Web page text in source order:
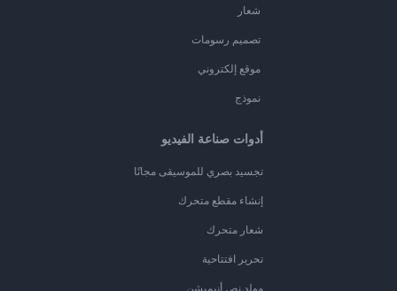
شعار
تصميم رسومات
موقع إلكتروني
نموذج
أدوات صناعة الفيديو
تجسيد بصري للموسيقى مجانًا
إنشاء مقطع متحرك
شعار متحرك
تحرير افتتاحية
مولد نص أنيميشن